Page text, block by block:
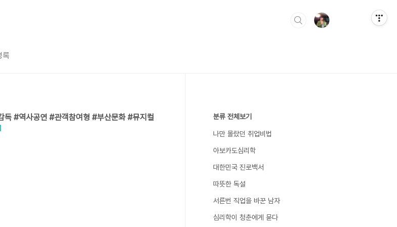
록
#역사공연 #관객참여형 #부산문화 #뮤지컬
분류 전체보기
나만 몰랐던 취업비법
아보카도심리학
대한민국 진로백서
따뜻한 독설
서른번 직업을 바꾼 남자
심리학이 청춘에게 묻다